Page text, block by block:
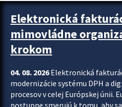
Zastavit automatický posun upútavok
Elektronická
mimovládne
krokom
04. 08. 2026Elektronická
modernizácie systému DPH a
procesov v celej Európskej únii.